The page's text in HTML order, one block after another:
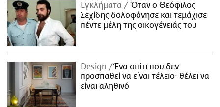
Εγκλήματα
Όταν ο Θεόφιλος
Σεχίδης δολοφόνησε και τεμάχισε
πέντε μέλη της οικογένειάς του
Design
Ένα σπίτι που δεν
προσπαθεί να είναι τέλειο· θέλει να
είναι αληθινό